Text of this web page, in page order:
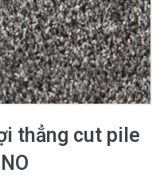
thẳng cut pile